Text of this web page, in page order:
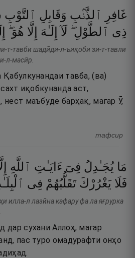
غَافِرِ ٱلذَّنۢبِ وَقَابِلِ ٱلتَّوْبِ
ذِى ٱلطَّوْلِ ۖ لَآ إِلَـٰهَ إِلَّا هُوَ ۖ
т-тавби шадӣди-л-ъиқоби зи-т-тавли
л-масӣр.
тавба, (ва)
иқобкунанда аст,
маъбуде барҳақ, магар Ӯ,
тафсир
مَا يُجَـٰدِلُ فِىٓ ءَايَـٰتِ ٱللَّهِ
فَلَا يَغْرُرْكَ تَقَلُّبُهُمْ فِى
илла-л лазӣна кафару фа ла яғрурка
дар сухани Аллоҳ, магар
пас туро омадурафти онҳо